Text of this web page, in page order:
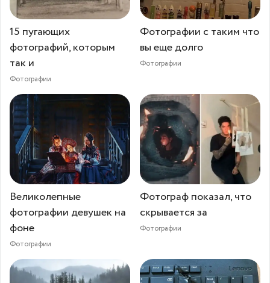
15 пугающих
фотографий, которым
так и
Фотографии
Фотографии с таким что
вы еще долго
Фотографии
Великолепные
фотографии девушек на
фоне
Фотографии
Фотограф показал, что
скрывается за
Фотографии